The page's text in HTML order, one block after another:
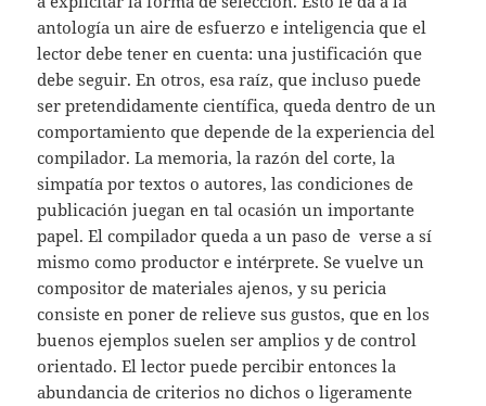
antología un aire de esfuerzo e inteligencia que el
lector debe tener en cuenta: una justificación que
debe seguir. En otros, esa raíz, que incluso puede
ser pretendidamente científica, queda dentro de un
comportamiento que depende de la experiencia del
compilador. La memoria, la razón del corte, la
simpatía por textos o autores, las condiciones de
publicación juegan en tal ocasión un importante
papel. El compilador queda a un paso de verse a sí
mismo como productor e intérprete. Se vuelve un
compositor de materiales ajenos, y su pericia
consiste en poner de relieve sus gustos, que en los
buenos ejemplos suelen ser amplios y de control
orientado. El lector puede percibir entonces la
abundancia de criterios no dichos o ligeramente